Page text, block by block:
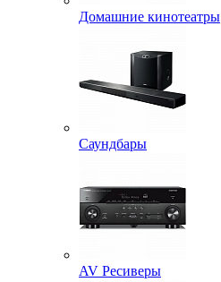
Домашние кинотеатры
Саундбары
AV Ресиверы